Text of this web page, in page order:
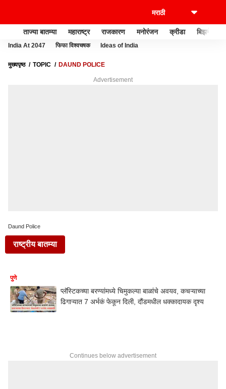
ताज्या बातम्या महाराष्ट्र राजकारण मनोरंजन क्रीडा बिझनेस
India At 2047 फिफा विश्वचषक Ideas of India
मुख्यपृष्ठ TOPIC DAUND POLICE
Advertisement
Daund Police
राष्ट्रीय बातम्या
पुणे
प्लॅस्टिकच्या बरण्यांमध्ये चिमुकल्या बाळांचे अवयव, कचऱ्याच्या
ढिगाऱ्यात 7 अर्भकं फेकून दिली, दौंडमधील धक्कादायक दृश्य
Continues below advertisement